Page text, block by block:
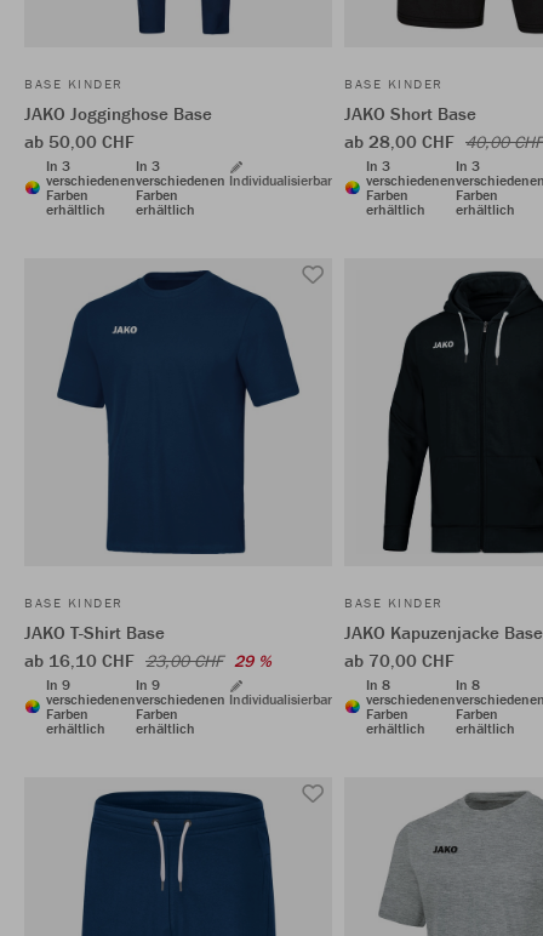
BASE KINDER
JAKO Jogginghose Base
ab 50,00 CHF
In 3
verschiedenen
Farben
erhältlich
In 3
verschiedenen
Farben
erhältlich
Individualisierbar
BASE KINDER
JAKO Short Base
ab 28,00 CHF 40,00 CHF
In 3
verschiedenen
Farben
erhältlich
In 3
Farben
erhältlich
BASE KINDER
JAKO T-Shirt Base
ab 16,10 CHF 23,00 CHF 29 %
In 9
verschiedenen
Farben
erhältlich
In 9
verschiedenen
Farben
erhältlich
Individualisierbar
BASE KINDER
JAKO Kapuzenjacke Base
ab 70,00 CHF
In 8
verschiedenen
Farben
erhältlich
In 8
Farben
erhältlich